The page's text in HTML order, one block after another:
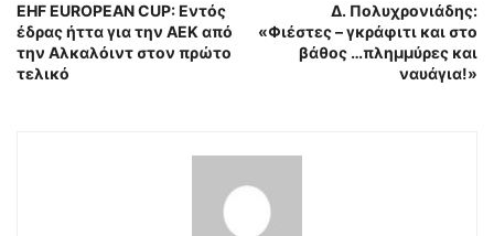
ΕHF EUROPEAN CUP: Εντός
έδρας ήττα για την ΑΕΚ από
την Αλκαλόιντ στον πρώτο
τελικό
Δ. Πολυχρονιάδης:
«Φιέστες – γκράφιτι και στο
βάθος …πλημμύρες και
ναυάγια!»